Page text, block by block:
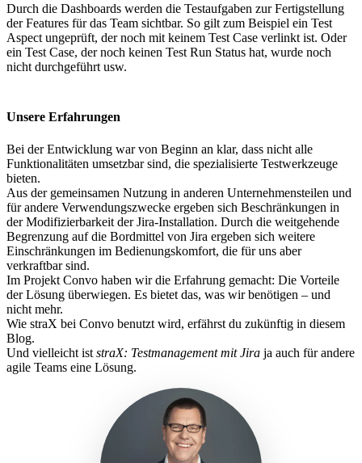
Durch die Dashboards werden die Testaufgaben zur Fertigstellung
der Features für das Team sichtbar. So gilt zum Beispiel ein Test
Aspect ungeprüft, der noch mit keinem Test Case verlinkt ist. Oder
ein Test Case, der noch keinen Test Run Status hat, wurde noch
nicht durchgeführt usw.
Unsere Erfahrungen
Bei der Entwicklung war von Beginn an klar, dass nicht alle
Funktionalitäten umsetzbar sind, die spezialisierte Testwerkzeuge
bieten.
Aus der gemeinsamen Nutzung in anderen Unternehmensteilen und
für andere Verwendungszwecke ergeben sich Beschränkungen in
der Modifizierbarkeit der Jira-Installation. Durch die weitgehende
Begrenzung auf die Bordmittel von Jira ergeben sich weitere
Einschränkungen im Bedienungskomfort, die für uns aber
verkraftbar sind.
Im Projekt Convo haben wir die Erfahrung gemacht: Die Vorteile
der Lösung überwiegen. Es bietet das, was wir benötigen – und
nicht mehr.
Wie straX bei Convo benutzt wird, erfährst du zukünftig in diesem
Blog.
Und vielleicht ist straX: Testmanagement mit Jira ja auch für andere
agile Teams eine Lösung.